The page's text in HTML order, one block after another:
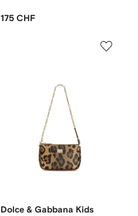
175 CHF
Dolce & Gabbana Kids